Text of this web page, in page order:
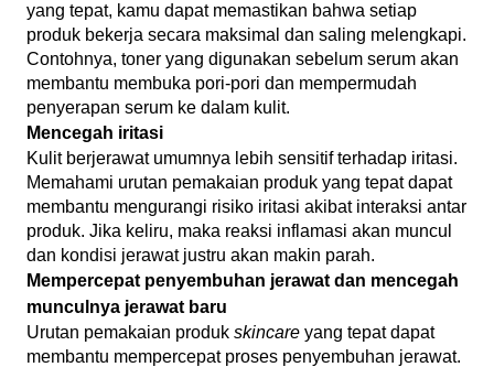
yang tepat, kamu dapat memastikan bahwa setiap
produk bekerja secara maksimal dan saling melengkapi.
Contohnya, toner yang digunakan sebelum serum akan
membantu membuka pori-pori dan mempermudah
penyerapan serum ke dalam kulit.
Mencegah iritasi
Kulit berjerawat umumnya lebih sensitif terhadap iritasi.
Memahami urutan pemakaian produk yang tepat dapat
membantu mengurangi risiko iritasi akibat interaksi antar
produk. Jika keliru, maka reaksi inflamasi akan muncul
dan kondisi jerawat justru akan makin parah.
Mempercepat penyembuhan jerawat dan mencegah
munculnya jerawat baru
Urutan pemakaian produk skincare yang tepat dapat
membantu mempercepat proses penyembuhan jerawat.